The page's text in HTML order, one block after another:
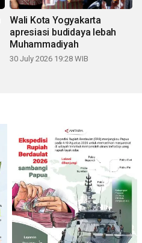
Wali Kota Yogyakarta
apresiasi budidaya lebah
Muhammadiyah
30 July 2026 19:28 WIB